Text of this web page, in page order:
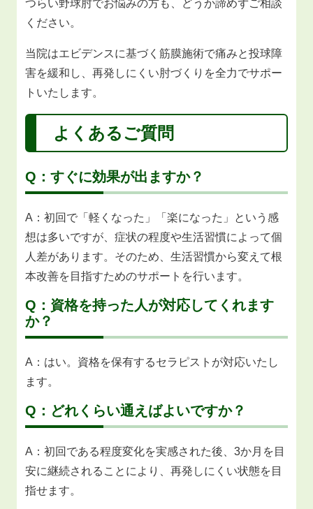
つらい野球肘でお悩みの方も、どうか諦めずご相談
ください。
当院はエビデンスに基づく筋膜施術で痛みと投球障
害を緩和し、再発しにくい肘づくりを全力でサポー
トいたします。
よくあるご質問
Q：すぐに効果が出ますか？
A：初回で「軽くなった」「楽になった」という感
想は多いですが、症状の程度や生活習慣によって個
人差があります。そのため、生活習慣から変えて根
本改善を目指すためのサポートを行います。
Q：資格を持った人が対応してくれます
か？
A：はい。資格を保有するセラピストが対応いたし
ます。
Q：どれくらい通えばよいですか？
A：初回である程度変化を実感された後、3か月を目
安に継続されることにより、再発しにくい状態を目
指せます。